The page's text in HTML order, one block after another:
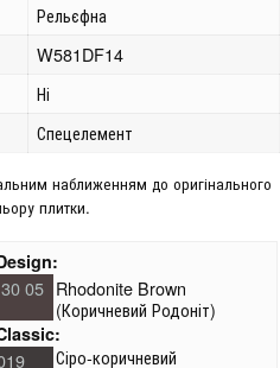
Рельєфна
W581DF14
Ні
Спецелемент
наближенням до оригінального
плитки.
05 Rhodonite Brown
(Коричневий Родоніт)
Сіро-коричневий